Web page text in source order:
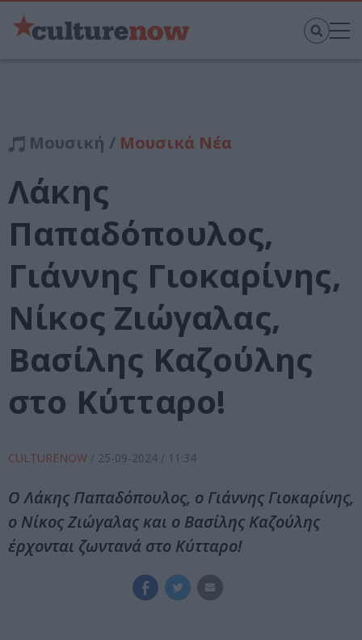
Μουσική / Μουσικά Νέα
Λάκης
Παπαδόπουλος,
Γιάννης Γιοκαρίνης,
Νίκος Ζιώγαλας,
Βασίλης Καζούλης
στο Κύτταρο!
CULTURENOW / 25-09-2024 / 11:34
Ο Λάκης Παπαδόπουλος, ο Γιάννης Γιοκαρίνης,
ο Νίκος Ζιώγαλας και ο Βασίλης Καζούλης
έρχονται ζωντανά στο Κύτταρο!